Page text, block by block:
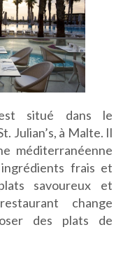
situé dans le
Julian’s, à Malte. Il
méditerranéenne
frais et
savoureux et
change
des plats de